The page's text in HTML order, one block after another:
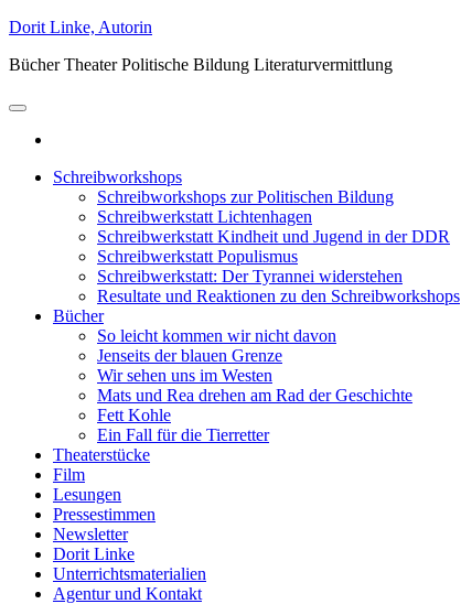
Zum
springen
Dorit Linke, Autorin
Bücher Theater Politische Bildung Literaturvermittlung
Schreibworkshops
Schreibworkshops zur Politischen Bildung
Schreibwerkstatt Lichtenhagen
Schreibwerkstatt Kindheit und Jugend in der DDR
Schreibwerkstatt Populismus
Schreibwerkstatt: Der Tyrannei widerstehen
Resultate und Reaktionen zu den Schreibworkshops
Bücher
So leicht kommen wir nicht davon
Jenseits der blauen Grenze
Wir sehen uns im Westen
Mats und Rea drehen am Rad der Geschichte
Fett Kohle
Ein Fall für die Tierretter
Theaterstücke
Film
Lesungen
Pressestimmen
Newsletter
Dorit Linke
Unterrichtsmaterialien
Agentur und Kontakt